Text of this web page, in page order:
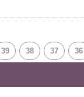
36
37
38
39